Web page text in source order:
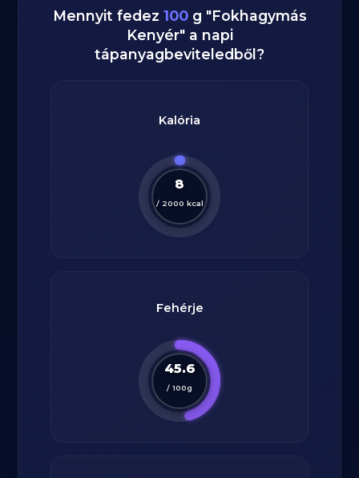
Mennyit fedez 100 g "Fokhagymás
Kenyér" a napi
tápanyagbeviteledből?
Kalória
8
/ 2000 kcal
Fehérje
45.6
/ 100g